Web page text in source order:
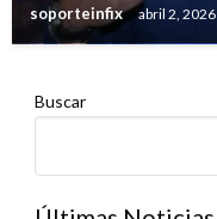
soporteinfix abril 2, 2026
Buscar